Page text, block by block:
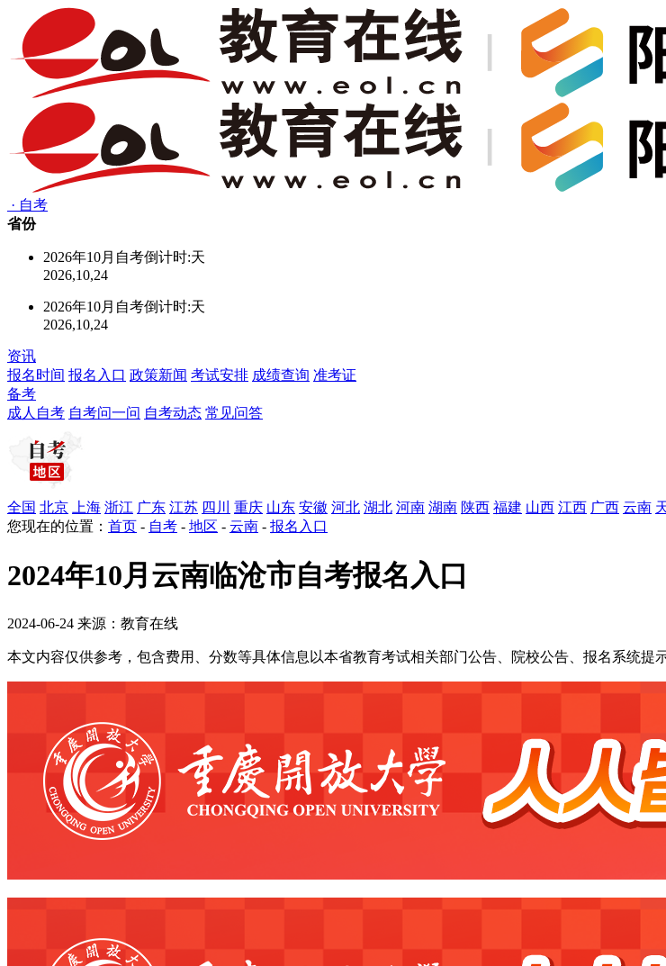
· 自考
省份
2026年10月自考倒计时:天
2026,10,24
2026年10月自考倒计时:天
2026,10,24
资讯
报名时间 报名入口 政策新闻 考试安排 成绩查询 准考证
备考
成人自考 自考问一问 自考动态 常见问答
全国 北京 上海 浙江 广东 江苏 四川 重庆 山东 安徽 河北 湖北 河南 湖南 陕西 福建 山西 江西 广西 云南
您现在的位置： 首页 - 自考 - 地区 - 云南 - 报名入口
2024年10月云南临沧市自考报名入口
2024-06-24 来源：教育在线
本文内容仅供参考，包含费用、分数等具体信息以本省教育考试相关部门公告、院校公告、报名系统提示